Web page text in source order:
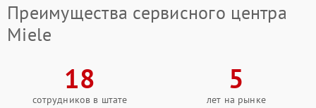
Преимущества сервисного центра
Miele
18
сотрудников в штате
5
лет на рынке